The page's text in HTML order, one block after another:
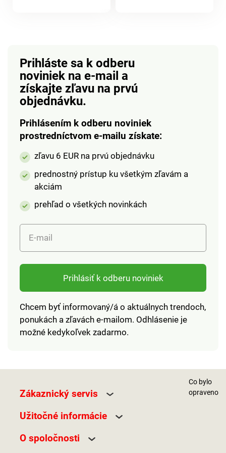
Prihláste sa k odberu
noviniek na e-mail a
získajte zľavu na prvú
objednávku.
Prihlásením k odberu noviniek
prostredníctvom e-mailu získate:
zľavu 6 EUR na prvú objednávku
prednostný prístup ku všetkým zľavám a
akciám
prehľad o všetkých novinkách
E-mail
Prihlásiť k odberu noviniek
Chcem byť informovaný/á o aktuálnych trendoch,
ponukách a zľavách e-mailom. Odhlásenie je
možné kedykoľvek zadarmo.
Zákaznický servis
Užitočné informácie
O spoločnosti
Co bylo
opraveno